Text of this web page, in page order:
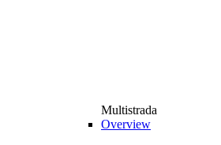
Multistrada
Overview